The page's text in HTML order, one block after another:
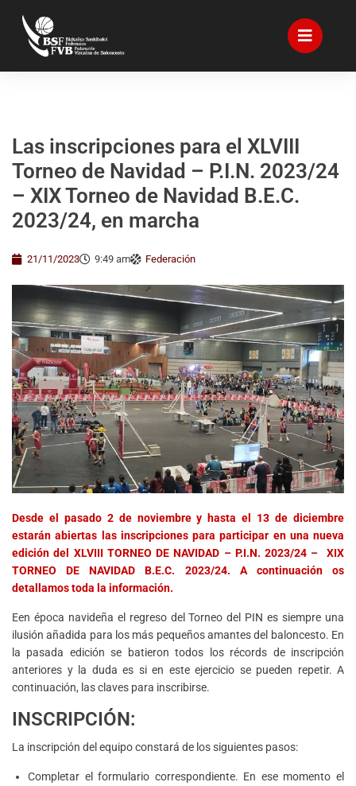
Las inscripciones para el XLVIII
Torneo de Navidad – P.I.N. 2023/24
– XIX Torneo de Navidad B.E.C.
2023/24, en marcha
21/11/2023 9:49 am Federación
Desde el pasado 2 de noviembre y hasta el 13 de diciembre
estarán abiertas las inscripciones para participar en una nueva
edición del XLVIII TORNEO DE NAVIDAD – P.I.N. 2023/24 – XIX
TORNEO DE NAVIDAD B.E.C. 2023/24. A continuación os
detallamos toda la información.
Een época navideña el regreso del Torneo del PIN es siempre una
ilusión añadida para los más pequeños amantes del baloncesto. En
la pasada edición se batieron todos los récords de inscripción
anteriores y la duda es si en este ejercicio se pueden repetir. A
continuación, las claves para inscribirse.
INSCRIPCIÓN:
La inscripción del equipo constará de los siguientes pasos:
Completar el formulario correspondiente. En ese momento el